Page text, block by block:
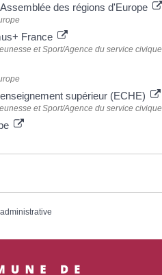
des régions d'Europe
France
et Sport/Agence du service civique
supérieur (ECHE)
et Sport/Agence du service civique